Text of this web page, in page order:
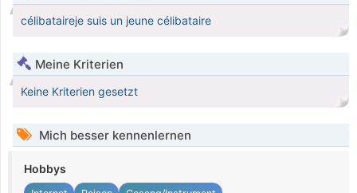
célibataireje suis un jeune célibataire
Meine Kriterien
Keine Kriterien gesetzt
Mich besser kennenlernen
Hobbys